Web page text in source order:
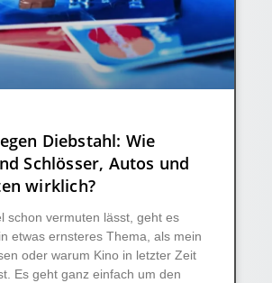
Diebstahl: Wie
Schlösser, Autos und
wirklich?
schon vermuten lässt, geht es
etwas ernsteres Thema, als mein
oder warum Kino in letzter Zeit
Es geht ganz einfach um den